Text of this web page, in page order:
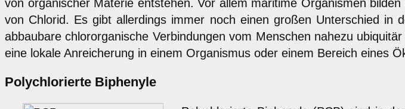
von organischer Materie entstehen. Vor allem maritime Organismen
von Chlorid. Es gibt allerdings immer noch einen großen Unterschied
abbaubare chlororganische Verbindungen vom Menschen nahezu
eine lokale Anreicherung in einem Organismus oder einem Bereich eines
Polychlorierte Biphenyle